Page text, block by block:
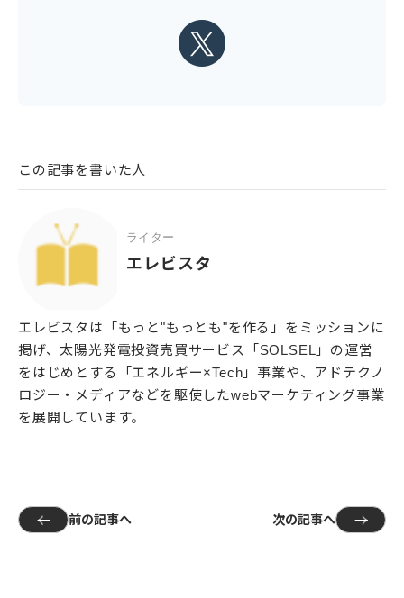
この記事を書いた人
エレビスタ
ライター
エレビスタは「もっと"もっとも"を作る」をミッションに
掲げ、太陽光発電投資売買サービス「SOLSEL」の運営
をはじめとする「エネルギー×Tech」事業や、アドテクノ
ロジー・メディアなどを駆使したwebマーケティング事業
を展開しています。
前の記事へ 次の記事へ